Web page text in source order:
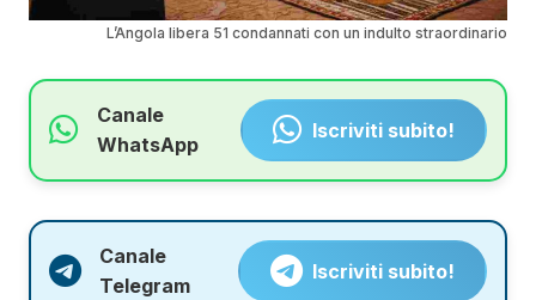
L’Angola libera 51 condannati con un indulto straordinario
Canale
WhatsApp
Iscriviti subito!
Canale
Telegram
Iscriviti subito!